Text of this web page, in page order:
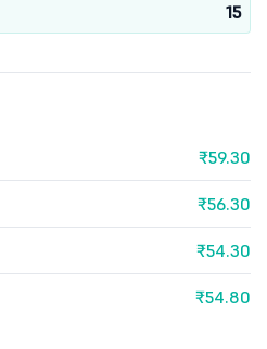
15
₹59.30
₹56.30
₹54.30
₹54.80